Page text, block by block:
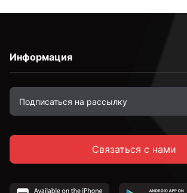
Информация
Связаться с нами